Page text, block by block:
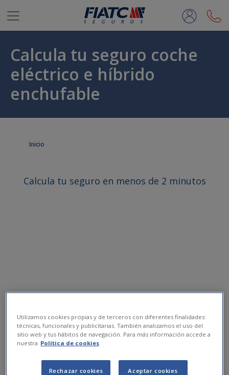
Saltar al contenido principal
Calcula tu seguro coche
eléctrico e híbrido
enchufable
Inicio
Calcula tu seguro en menos de 2 minutos
Utilizamos cookies propias y de terceros con diferentes finalidades:
técnicas, funcionales y publicitarias. También analizamos el uso del
sitio web y tus hábitos de navegación. Para más información accede a
nuestra Política de cookies
Rechazar cookies Aceptar cookies